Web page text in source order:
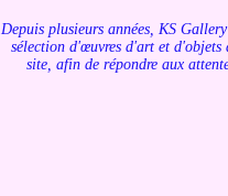
Depuis plusieurs années, KS
sélection d'œuvres d'art et d'objets
site, afin de répondre aux